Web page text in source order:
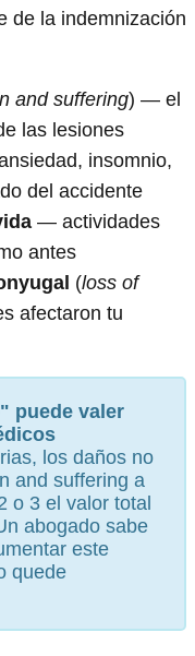
de la indemnización
and suffering) — el
las lesiones
insomnio,
del accidente
— actividades
antes
(loss of
afectaron tu
puede valer
los daños no
and suffering a
o 3 el valor total
abogado sabe
este
quede